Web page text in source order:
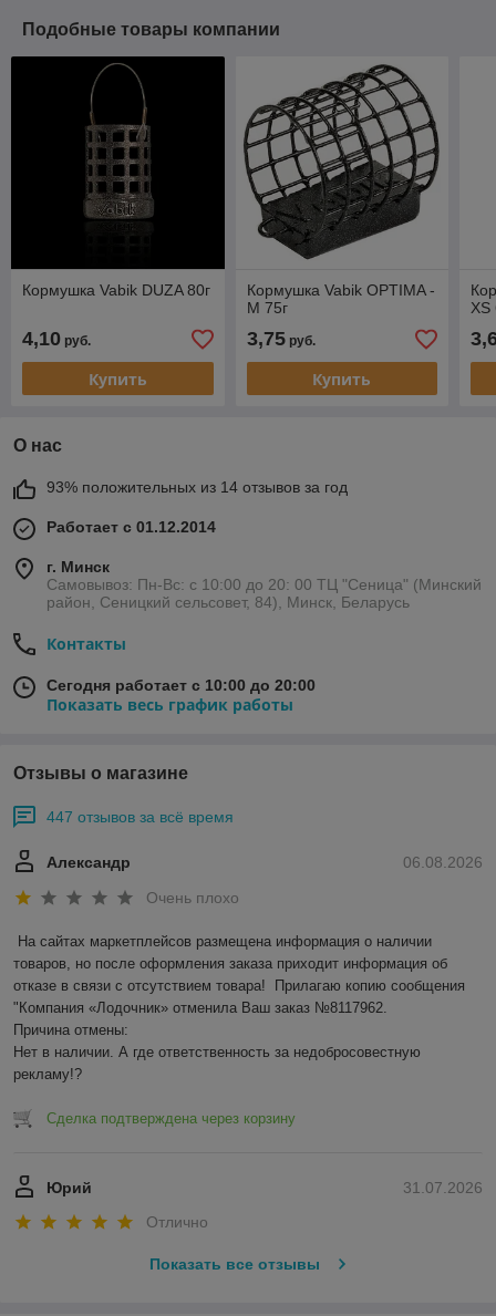
Подобные товары компании
Кормушка Vabik DUZA 80г
4,10 руб.
Купить
Кормушка Vabik OPTIMA -
M 75г
3,75руб.
Купить
XS
О нас
93% положительных из 14 отзывов за год
Работает с 01.12.2014
г. Минск
Самовывоз: Пн-Вс: с 10:00 до 20: 00 ТЦ "Сеница" (Минский
район, Сеницкий сельсовет, 84), Минск, Беларусь
Контакты
Сегодня работает с 10:00 до 20:00
Показать весь график работы
Отзывы о магазине
447 отзывов за всё время
06.08.2026
Александр
Очень плохо
На сайтах маркетплейсов размещена информация о наличии
товаров, но после оформления заказа приходит информация об
отказе в связи с отсутствием товара!  Прилагаю копию сообщения
"Компания «Лодочник» отменила Ваш заказ №8117962.
Причина отмены:
Нет в наличии. А где ответственность за недобросовестную
рекламу!?
Сделка подтверждена через корзину
31.07.2026
Юрий
Отлично
Показать все отзывы